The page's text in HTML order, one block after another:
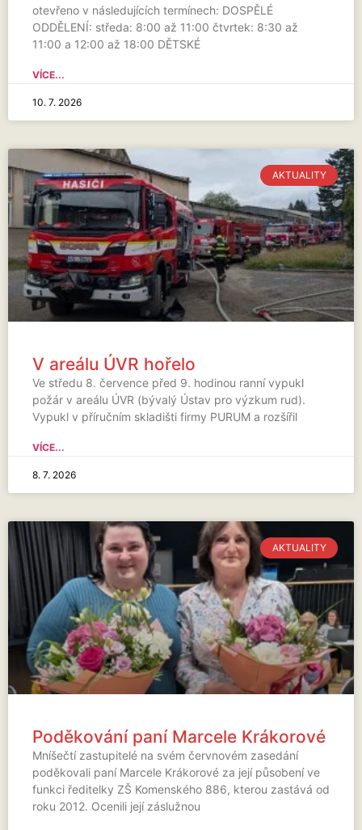
otevřeno v následujících termínech: DOSPĚLÉ
ODDĚLENÍ: středa: 8:00 až 11:00 čtvrtek: 8:30 až
11:00 a 12:00 až 18:00 DĚTSKÉ
VÍCE...
10. 7. 2026
AKTUALITY
V areálu ÚVR hořelo
Ve středu 8. července před 9. hodinou ranní vypukl
požár v areálu ÚVR (bývalý Ústav pro výzkum rud).
Vypukl v příručním skladišti firmy PURUM a rozšířil
VÍCE...
8. 7. 2026
AKTUALITY
Poděkování paní Marcele Krákorové
Mníšečtí zastupitelé na svém červnovém zasedání
poděkovali paní Marcele Krákorové za její působení ve
funkci ředitelky ZŠ Komenského 886, kterou zastává od
roku 2012. Ocenili její záslužnou